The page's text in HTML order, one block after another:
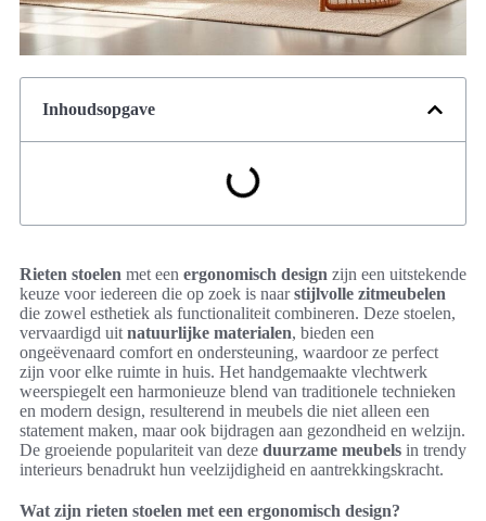
Inhoudsopgave
Rieten stoelen met een ergonomisch design zijn een uitstekende
keuze voor iedereen die op zoek is naarstijlvolle zitmeubelen
die zowel esthetiek als functionaliteit combineren. Deze stoelen,
vervaardigd uit natuurlijke materialen, bieden een
ongeëvenaard comfort en ondersteuning, waardoor ze perfect
zijn voor elke ruimte in huis. Het handgemaakte vlechtwerk
weerspiegelt een harmonieuze blend van traditionele technieken
en modern design, resulterend in meubels die niet alleen een
statement maken, maar ook bijdragen aan gezondheid en welzijn.
De groeiende populariteit van deze duurzame meubels in trendy
interieurs benadrukt hun veelzijdigheid en aantrekkingskracht.
Wat zijn rieten stoelen met een ergonomisch design?